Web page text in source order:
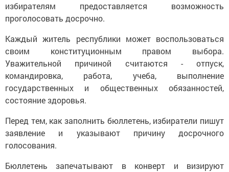
избирателям предоставляется возможность
проголосовать досрочно.
Каждый житель республики может воспользоваться
своим конституционным правом выбора.
Уважительной причиной считаются - отпуск,
командировка, работа, учеба, выполнение
государственных и общественных обязанностей,
состояние здоровья.
Перед тем, как заполнить бюллетень, избиратели пишут
заявление и указывают причину досрочного
голосования.
Бюллетень запечатывают в конверт и визируют